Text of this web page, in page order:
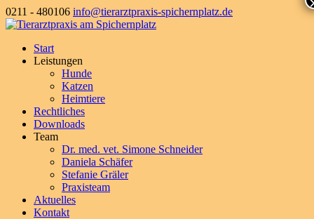
0211 - 480106 info@tierarztpraxis-spichernplatz.de
Start
Leistungen
Hunde
Katzen
Heimtiere
Rechtliches
Downloads
Team
Dr. med. vet. Simone Schneider
Daniela Schäfer
Stefanie Gräler
Praxisteam
Aktuelles
Kontakt